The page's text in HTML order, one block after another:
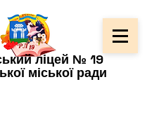
ліцей № 19
міської ради